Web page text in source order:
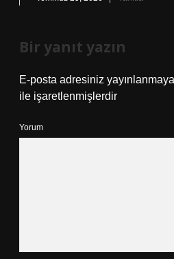
Bir yanıt yazın
E-posta adresiniz
ile işaretlenmişlerdir
Yorum